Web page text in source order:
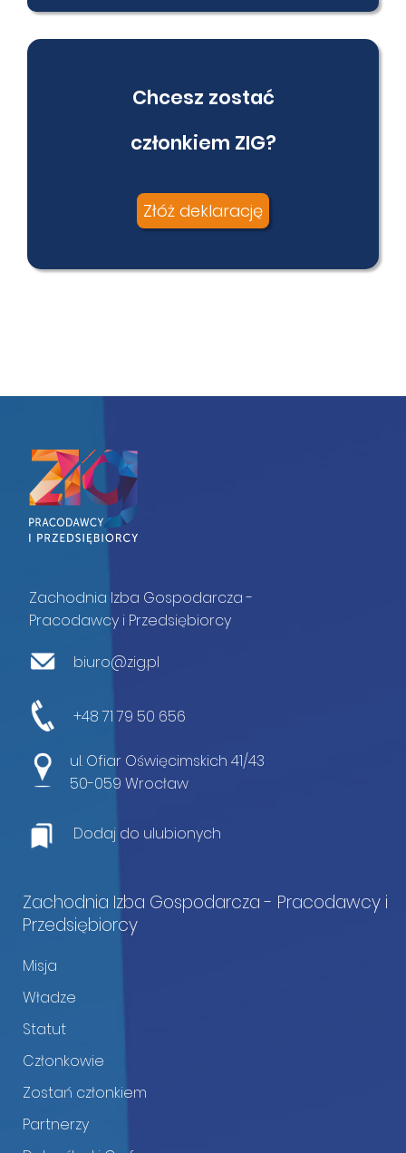
Chcesz zostać
członkiem ZIG?
Złóż deklarację
Zachodnia Izba Gospodarcza -
Pracodawcy i Przedsiębiorcy
biuro@zig.pl
+48 71 79 50 656
ul. Ofiar Oświęcimskich 41/43
50-059 Wrocław
Dodaj do ulubionych
Zachodnia Izba Gospodarcza - Pracodawcy i
Przedsiębiorcy
Misja
Władze
Statut
Członkowie
Zostań członkiem
Partnerzy